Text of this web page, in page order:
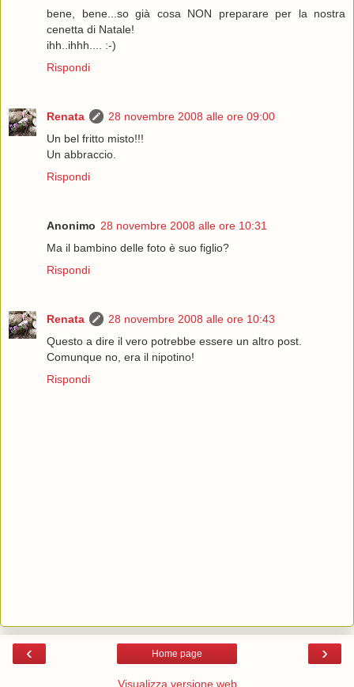
bene, bene...so già cosa NON preparare per la nostra
cenetta di Natale!
ihh..ihhh.... :-)
Rispondi
Renata
28 novembre 2008 alle ore 09:00
Un bel fritto misto!!!
Un abbraccio.
Rispondi
Anonimo 28 novembre 2008 alle ore 10:31
Ma il bambino delle foto è suo figlio?
Rispondi
Renata
28 novembre 2008 alle ore 10:43
Questo a dire il vero potrebbe essere un altro post.
Comunque no, era il nipotino!
Rispondi
‹ ›
Home page
Visualizza versione web